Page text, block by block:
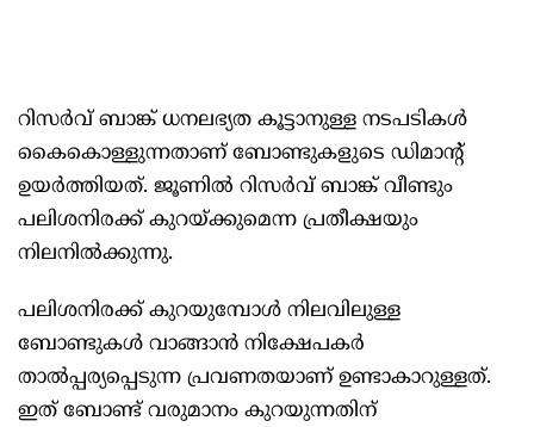
റിസര്‍വ്‌ ബാങ്ക്‌ ധനലഭ്യത കൂട്ടാനുള്ള നടപടികള്‍
കൈകൊള്ളുന്നതാണ്‌ ബോണ്ടുകളുടെ ഡിമാന്റ്‌
ഉയര്‍ത്തിയത്‌. ജൂണില്‍ റിസര്‍വ്‌ ബാങ്ക്‌ വീണ്ടും
പലിശനിരക്ക്‌ കുറയ്‌ക്കുമെന്ന പ്രതീക്ഷയും
നിലനില്‍ക്കുന്നു.
പലിശനിരക്ക്‌ കുറയുമ്പോള്‍ നിലവിലുള്ള
ബോണ്ടുകള്‍ വാങ്ങാന്‍ നിക്ഷേപകര്‍
താല്‍പ്പര്യപ്പെടുന്ന പ്രവണതയാണ്‌ ഉണ്ടാകാറുള്ളത്‌.
ഇത്‌ ബോണ്ട്‌ വരുമാനം കുറയുന്നതിന്‌